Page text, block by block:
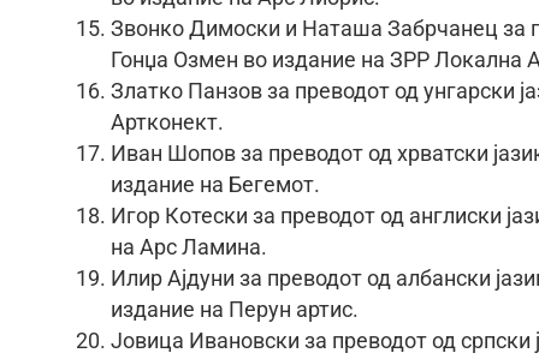
Звонко Димоски и Наташа Забрчанец за
Гонџа Озмен во издание на ЗРР Локална
Златко Панзов за преводот од унгарски
Артконект.
Иван Шопов за преводот од хрватски
издание на Бегемот.
Игор Котески за преводот од англиски
на Арс Ламина.
Илир Ајдуни за преводот од албански
издание на Перун артис.
Јовица Ивановски за преводот од